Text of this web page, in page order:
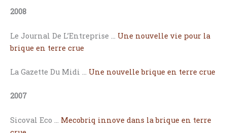
2008
Le Journal De L’Entreprise … Une nouvelle vie pour la
brique en terre crue
La Gazette Du Midi … Une nouvelle brique en terre crue
2007
Sicoval Eco … Mecobriq innove dans la brique en terre